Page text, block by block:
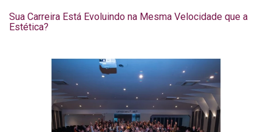
Sua Carreira Está Evoluindo na Mesma Velocidade que a
Estética?